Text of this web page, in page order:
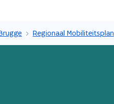
Regionaal Mobiliteitsplan